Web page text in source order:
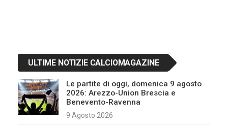
ULTIME NOTIZIE CALCIOMAGAZINE
Le partite di oggi, domenica 9 agosto
2026: Arezzo-Union Brescia e
Benevento-Ravenna
9 Agosto 2026